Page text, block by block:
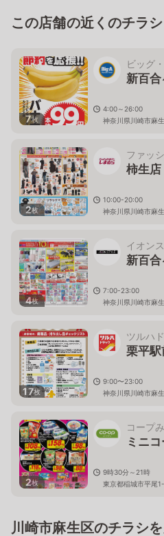
この店舗の近くのチラシ
7枚
ビッグ
新百合
4:00～26:00
神奈川県川崎市麻
2枚
ファッ
柿生店
10:00-20:00
神奈川県川崎市麻
4枚
イオン
新百合
7:00-23:00
神奈川県川崎市麻
17枚
ツルハ
栗平駅
9:00〜23:00
神奈川県川崎市麻
2枚
コープ
ミニ
9時30分～21時
東京都稲城市平尾
川崎市麻生区のチラシ